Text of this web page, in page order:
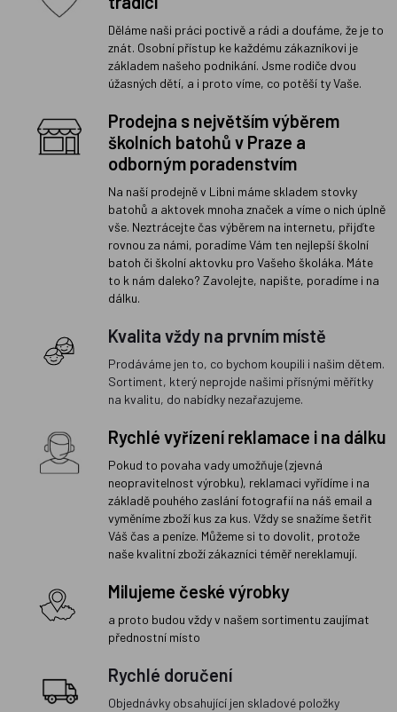
Děláme naši práci poctivě a rádi a doufáme, že je to
znát. Osobní přístup ke každému zákazníkovi je
základem našeho podnikání. Jsme rodiče dvou
úžasných dětí, a i proto víme, co potěší ty Vaše.
Prodejna s největším výběrem
školních batohů v Praze a
odborným poradenstvím
Na naší prodejně v Libni máme skladem stovky
batohů a aktovek mnoha značek a víme o nich úplně
vše. Neztrácejte čas výběrem na internetu, přijďte
rovnou za námi, poradíme Vám ten nejlepší školní
batoh či školní aktovku pro Vašeho školáka. Máte
to k nám daleko? Zavolejte, napište, poradíme i na
dálku.
Kvalita vždy na prvním místě
Prodáváme jen to, co bychom koupili i našim dětem.
Sortiment, který neprojde našimi přísnými měřítky
na kvalitu, do nabídky nezařazujeme.
Rychlé vyřízení reklamace i na dálku
Pokud to povaha vady umožňuje (zjevná
neopravitelnost výrobku), reklamaci vyřídíme i na
základě pouhého zaslání fotografií na náš email a
vyměníme zboží kus za kus. Vždy se snažíme šetřit
Váš čas a peníze. Můžeme si to dovolit, protože
naše kvalitní zboží zákazníci téměř nereklamují.
Milujeme české výrobky
a proto budou vždy v našem sortimentu zaujímat
přednostní místo
Rychlé doručení
Objednávky obsahující jen skladové položky